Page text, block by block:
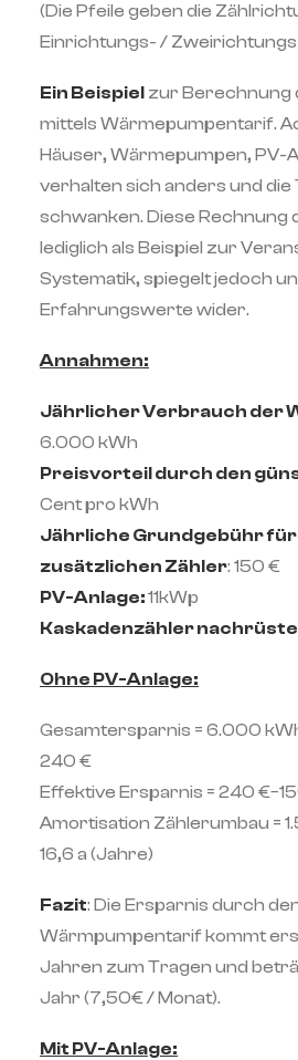
(Die Pfeile geben die
Einrichtungs- /
Ein Beispiel zur Berechnung
mittels Wärmepumpentarif.
Häuser, Wärmepumpen, PV-
verhalten sich anders und die
schwanken. Diese Rechnung
lediglich als Beispiel zur
Systematik, spiegelt jedoch
Erfahrungswerte wider.
Annahmen:
Jährlicher Verbrauch der
6.000 kWh
Preisvorteil durch den
Cent pro kWh
Jährliche Grundgebühr für
zusätzlichen Zähler: 150 €
PV-Anlage:11kWp
Kaskadenzähler
Ohne PV-Anlage:
Gesamtersparnis = 6.000
240 €
Effektive Ersparnis = 240
Amortisation Zählerumbau =
16,6 a (Jahre)
Fazit: Die Ersparnis durch
Wärmpumpentarif kommt
Jahren zum Tragen und
Jahr (7,50€ / Monat).
Mit PV-Anlage: